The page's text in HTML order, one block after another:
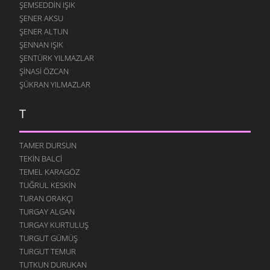
7 AĞUSTOS 2007
SANA KALMIŞ
2 AĞUSTOS 2007
MEFTUNUM BEN
28 TEMMUZ 2007
HIÇ
ÇIKACAKTIK YA
DUY SESIMI KARADENIZ
17 TEMMUZ 2007
ALDANMA SAKIN
6 TEMMUZ 2007
KAPTIRDIM SENI
4 TEMMUZ 2007
İKI YÜREK
28 HAZIRAN 2007
ŞEMSEDDIN IŞIK
ŞENER AKSU
ŞENER ALTUN
ŞENNAN IŞIK
ŞENTÜRK YILMAZLAR
ŞINASI ÖZCAN
ŞÜKRAN YILMAZLAR
T
TAMER DURSUN
TEKIN BALCI
TEMEL KARAGÖZ
TUĞRUL KESKIN
TURAN ORAKÇI
TURGAY ALGAN
TURGAY KURTULUŞ
TURGUT GÜMÜŞ
TURGUT TEMUR
TUTKUN DURUKAN